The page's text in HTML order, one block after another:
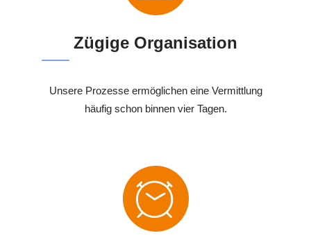
Zügige Organisation
Unsere Prozesse ermöglichen eine Vermittlung
häufig schon binnen vier Tagen.